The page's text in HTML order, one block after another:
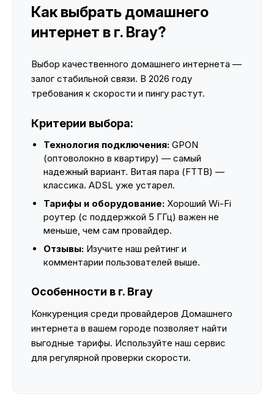
Как выбрать домашнего
интернет в г. Bray?
Выбор качественного домашнего интернета —
залог стабильной связи. В 2026 году
требования к скорости и пингу растут.
Критерии выбора:
Технология подключения: GPON
(оптоволокно в квартиру) — самый
надежный вариант. Витая пара (FTTB) —
классика. ADSL уже устарел.
Тарифы и оборудование: Хороший Wi-Fi
роутер (с поддержкой 5 ГГц) важен не
меньше, чем сам провайдер.
Отзывы: Изучите наш рейтинг и
комментарии пользователей выше.
Особенности в г. Bray
Конкуренция среди провайдеров Домашнего
интернета в вашем городе позволяет найти
выгодные тарифы. Используйте наш сервис
для регулярной проверки скорости.